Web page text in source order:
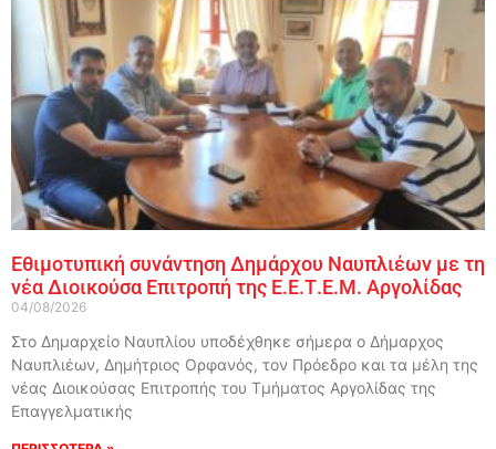
Εθιμοτυπική συνάντηση Δημάρχου Ναυπλιέων με τη
νέα Διοικούσα Επιτροπή της Ε.Ε.Τ.Ε.Μ. Αργολίδας
04/08/2026
Στο Δημαρχείο Ναυπλίου υποδέχθηκε σήμερα ο Δήμαρχος
Ναυπλιέων, Δημήτριος Ορφανός, τον Πρόεδρο και τα μέλη της
νέας Διοικούσας Επιτροπής του Τμήματος Αργολίδας της
Επαγγελματικής